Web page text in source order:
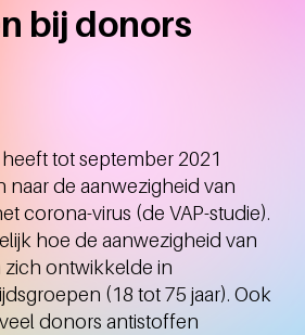
bij donors
tot september 2021
de aanwezigheid van
corona-virus (de VAP-studie).
hoe de aanwezigheid van
ontwikkelde in
(18 tot 75 jaar). Ook
donors antistoffen